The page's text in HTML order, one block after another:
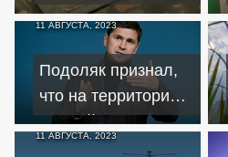
ситуации на фронте
– экс-разведчик
США Риттер
11 АВГУСТА, 2023
Подоляк признал,
что на территории
РФ действует сеть
украинских
11 АВГУСТА, 2023